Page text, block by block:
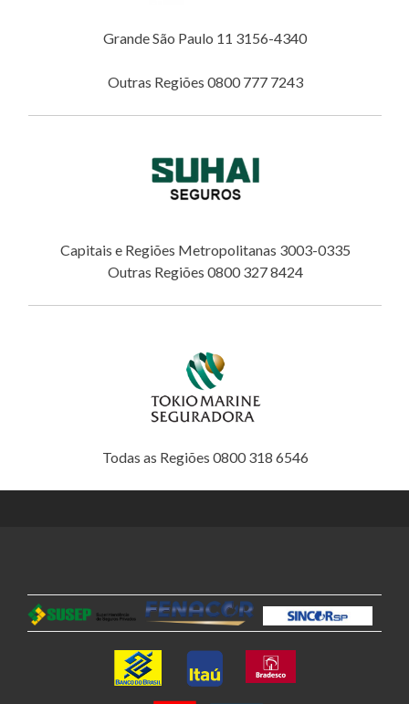
Grande São Paulo 11 3156-4340
Outras Regiões 0800 777 7243
Capitais e Regiões Metropolitanas 3003-0335
Outras Regiões 0800 327 8424
Todas as Regiões 0800 318 6546